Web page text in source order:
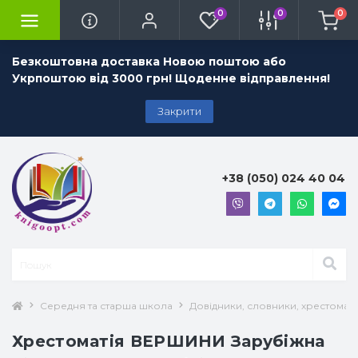
Безкоштовна доставка Новою поштою або
Укрпоштою від 3000 грн! Щоденне відправлення!
Закрити
0 0 0
+38 (050) 024 40 04
Середня та старша школа Довідники, словники, хрестоматії
Хрестоматія ВЕРШИНИ Зарубіжна